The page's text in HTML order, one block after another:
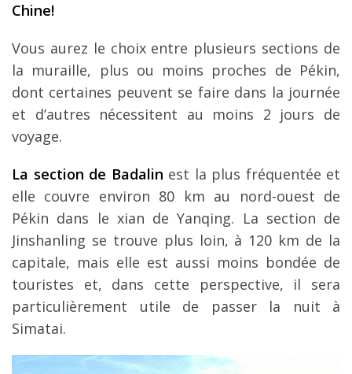
Chine!
Vous aurez le choix entre plusieurs sections de
la muraille, plus ou moins proches de Pékin,
dont certaines peuvent se faire dans la journée
et d’autres nécessitent au moins 2 jours de
voyage.
La section de Badalin est la plus fréquentée et
elle couvre environ 80 km au nord-ouest de
Pékin dans le xian de Yanqing. La section de
Jinshanling se trouve plus loin, à 120 km de la
capitale, mais elle est aussi moins bondée de
touristes et, dans cette perspective, il sera
particulièrement utile de passer la nuit à
Simatai.